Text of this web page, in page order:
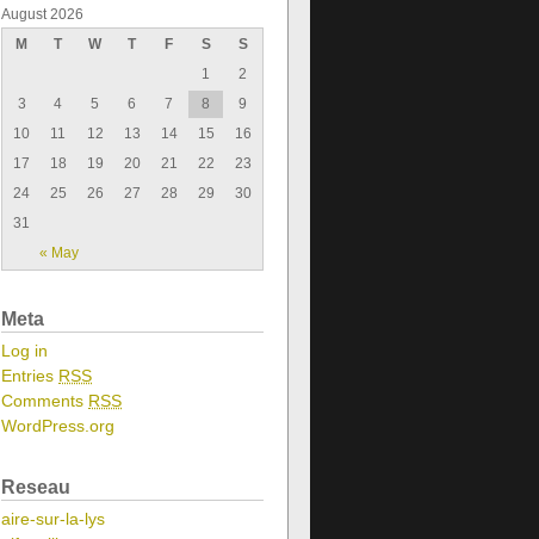
August 2026
M
T W T F S S
« May
1
2
3
4 5 6 7 8
9
10
11 12 13 14 15
16
17
18 19 20 21 22
23
24
25 26 27 28 29
30
31
Meta
Log in
Entries RSS
Comments RSS
WordPress.org
Reseau
aire-sur-la-lys